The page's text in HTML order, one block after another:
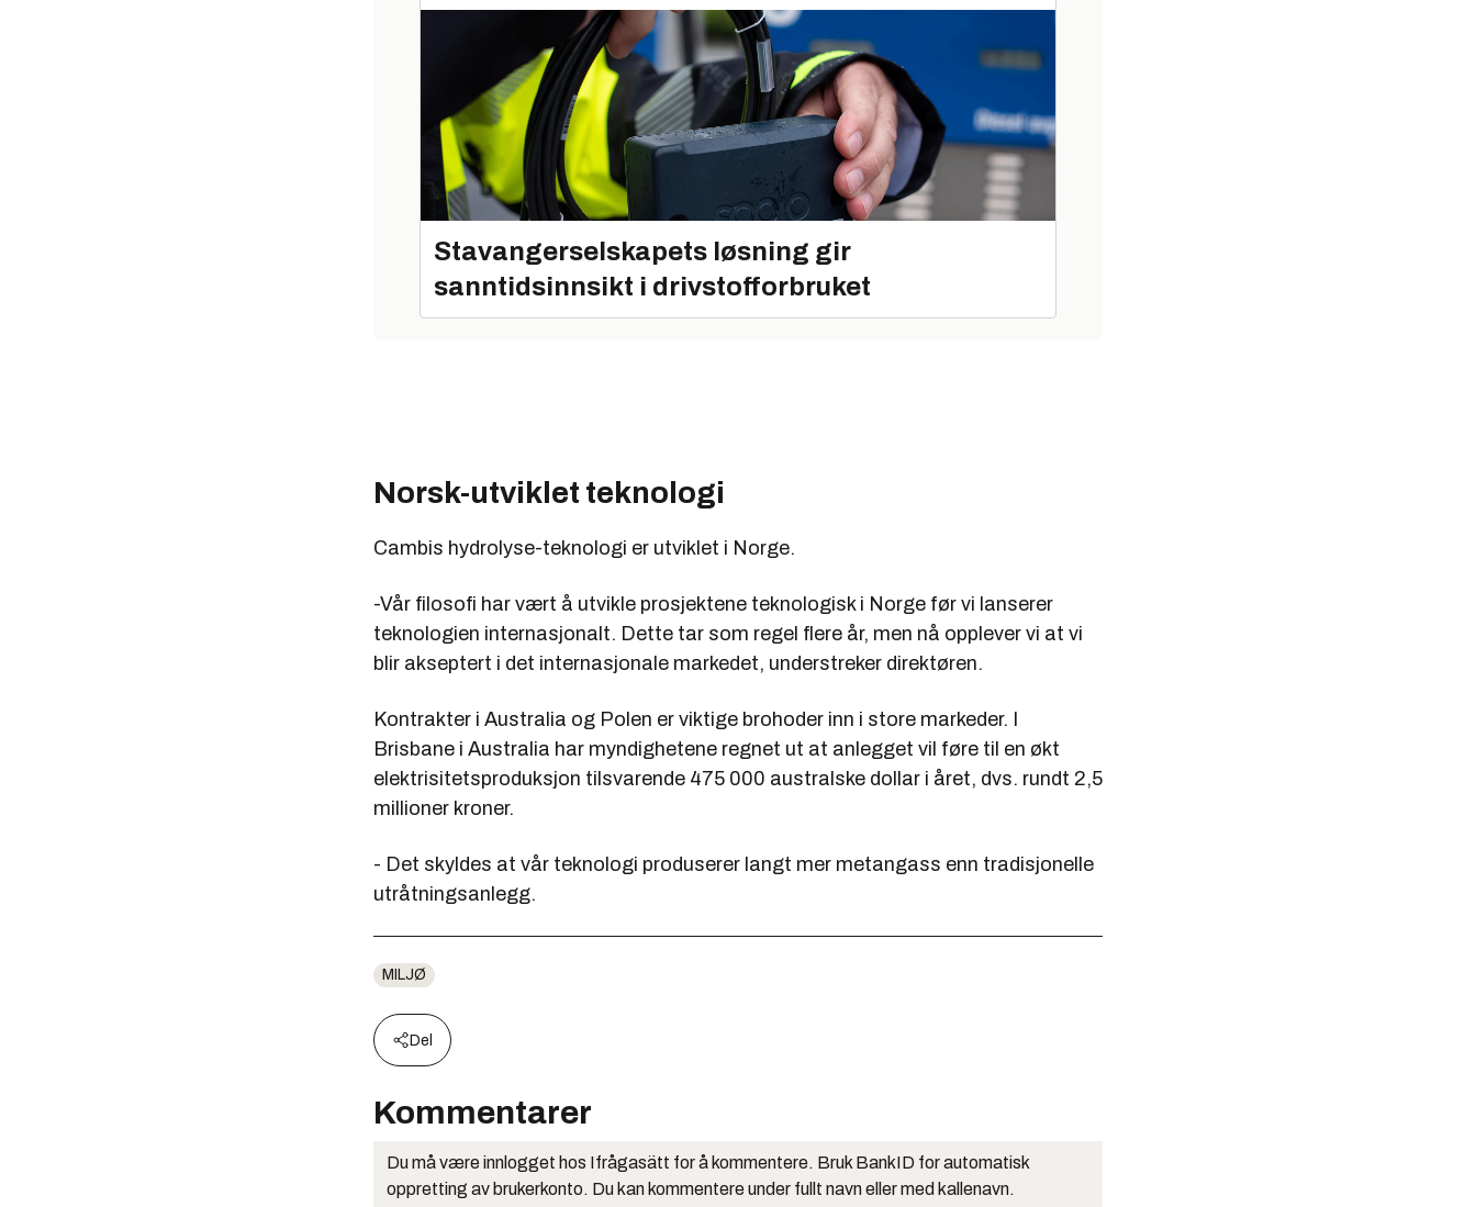
Stavangerselskapets løsning gir
sanntidsinnsikt i drivstofforbruket
Norsk-utviklet teknologi
Cambis hydrolyse-teknologi er utviklet i Norge.
-Vår filosofi har vært å utvikle prosjektene teknologisk i Norge før vi lanserer
teknologien internasjonalt. Dette tar som regel flere år, men nå opplever vi at vi
blir akseptert i det internasjonale markedet, understreker direktøren.
Kontrakter i Australia og Polen er viktige brohoder inn i store markeder. I
Brisbane i Australia har myndighetene regnet ut at anlegget vil føre til en økt
elektrisitetsproduksjon tilsvarende 475 000 australske dollar i året, dvs. rundt 2,5
millioner kroner.
- Det skyldes at vår teknologi produserer langt mer metangass enn tradisjonelle
utråtningsanlegg.
MILJØ
Del
Kommentarer
Du må være innlogget hos Ifrågasätt for å kommentere. Bruk BankID for automatisk
oppretting av brukerkonto. Du kan kommentere under fullt navn eller med kallenavn.